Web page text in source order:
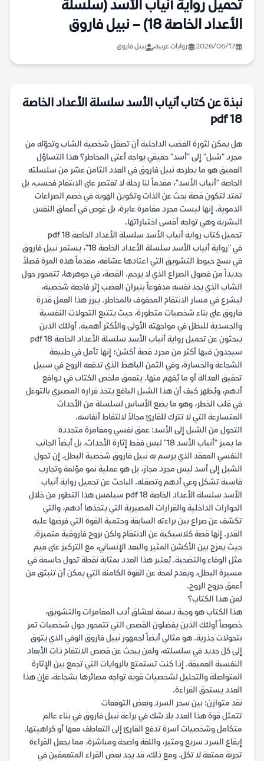
تحميل رواية أنياب الأسد (سلسلة
الأعداد الخاصة 18) – نبيل فاروق
2026/06/17 روايات عربية نبيل فاروق
نبذة عن كتاب أنياب الأسد سلسلة الأعداد الخاصة
18 pdf
هل يمكن لثورة الغضب الداخلية أن تصقل شخصية الشاب وتحوّله من
مجرد "شبل" إلى "أسد" حقيقي يواجه أعتى المخاطر؟ هذا التساؤل
العميق هو ما يطرحه نبيل فاروق في العدد الثامن عشر من سلسلته
الخاصة "أنياب الأسد"، مقدماً لنا رحلة لا تقتصر على الانتقام فحسب، بل
تمتد لتكون قصة بحث عن الذات وتكوين الهوية في خضم الصراعات
الدموية. إنها ليست مجرد مغامرة عابرة، بل غوص في أعماق النفس
البشرية وهي تواجه أقسى اختباراتها.
تحميل كتاب رواية أنياب الأسد سلسلة الأعداد الخاصة 18 pdf
في "رواية أنياب الأسد سلسلة الأعداد الخاصة 18"، يستمر نبيل فاروق
في نسج خيوط التشويق التي اعتادها عشاقه، مقدماً هذه المرة فصلاً
جديداً من فصول الصراع الذي لا يرحم. القصة، في جوهرها، تتمحور حول
الشاب الذي يجد نفسه مدفوعاً بنيران الغضب إثر فاجعة شخصية،
ليشرع في مسار الانتقام المحفوف بالمخاطر. يبرز هذا العمل قدرة
فاروق على بناء شخصيات متطورة، حيث يتتبع التحولات النفسية
والجسدية للبطل في مواجهته الأولى والأكثر أهمية. أولئك الذين
يبحثون عن تحميل رواية أنياب الأسد سلسلة الأعداد الخاصة 18 pdf
سيجدون فيها أكثر من مجرد قصة أكشن؛ إنها تأمل في طبيعة
الشجاعة والخسارة، وفي الثمن الباهظ الذي تدفعه الروح في سبيل
تحقيق العدالة أو ما يُفهم منها. يتعمق ملخص الكتاب في دوافع
أدهم، ويُظهر كيف أن هذا الشبل اليافع يتخذ قراره المصيري بالتوغل
في قلب الخطر، وهو ما يضع الأساس لسلسلة من الأحداث
المتسارعة التي لا تترك للقارئ مجالاً لالتقاط أنفاسه.
التحول من الشبل إلى الأسد: عمق نفسي ومغامرة متجددة
ما يميز "أنياب الأسد 18" ليس فقط إثارة الأحداث، بل أيضاً الجانب
النفسي المعقد الذي يرسم به نبيل فاروق شخصية البطل. إن تحول
الشبل إلى أسد ليس مجرد مجاز، بل هو عملية نمو مؤلمة وتجارب
قاسية تشكل وعي أدهم وتصقله. الباحث عن تحميل رواية أنياب
الأسد سلسلة الأعداد الخاصة 18 pdf سيلمس هذا التطور من خلال
الحوارات الداخلية والقرارات المصيرية التي يتخذها أدهم، والتي
تكشف عن صراع بين براءته السابقة وحتمية القوة التي فرضها عليه
القدر. إنها قصة كلاسيكية عن الانتقام ولكن بروح فاروقية متميزة،
حيث يمزج بين الأكشن المثير والبعد الإنساني، مع التركيز على قيم
مثل الوفاء والتضحية. يُعتبر هذا العدد بمثابة نقطة تحول حاسمة في
مسيرة البطل، ويقدم لمحة عن القوة الكامنة التي يمكن أن تنبثق من
أعمق جروح الروح.
لمن هذا الكتاب؟
هذا الكتاب هو وجبة دسمة لعشاق أدب المغامرات والتشويق،
خصوصاً أولئك الذين يفضلون القصص التي تتمحور حول شخصيات تمر
بتحولات جذرية. هو مثالي أيضاً لجمهور نبيل فاروق الوفي الذي يتوق
إلى كل جديد في سلسلته، ولمن يبحث عن قصص الانتقام ذات الأبعاد
النفسية العميقة. إذا كنت تستمتع بالروايات التي تجمع بين الإثارة
المتواصلة والتحليل لشخصيات قوية تواجه مصائرها بشجاعة، فإن هذا
العدد يستحق القراءة.
نقد متوازن: بين سحر السرد وبعض التوقعات
تتمثل قوة هذا العدد بلا شك في براعة نبيل فاروق في بناء عالم
متكامل وشخصيات آسرة تدفع القارئ إلى التعاطف معها أو كراهيتها.
إيقاع السرد سريع ومثير، واللغة واضحة ومباشرة، مما يجعل القراءة
تجربة ممتعة لا تكل. ومع ذلك، قد يجد بعض القراء المتعمقين في